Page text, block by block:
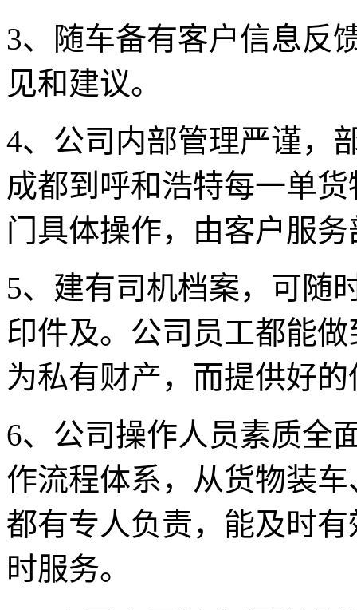
3、随车备有客户信息反
见和建议。
4、公司内部管理严谨，
成都到呼和浩特每一单
门具体操作，由客户服
5、建有司机档案，可随
印件及。公司员工都能
为私有财产，而提供好
6、公司操作人员素质全
作流程体系，从货物装
都有专人负责，能及时
时服务。